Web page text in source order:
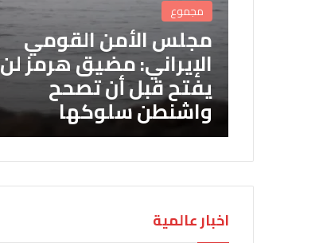
مجموع
مجلس الأمن القومي
الإيراني: مضيق هرمز لن
يفتح قبل أن تصحح
واشنطن سلوكها
اخبار عالمية